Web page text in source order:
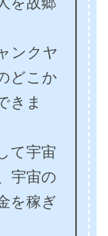
ンクヤ
どこか
きま
て宇宙
宇宙の
を稼ぎ